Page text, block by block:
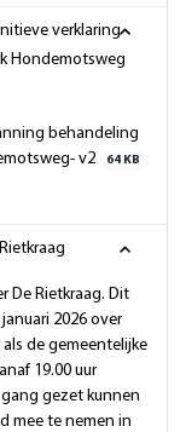
verklaring
Hondemotsweg
behandeling
v2
64 KB
De Rietkraag. Dit
2026 over
de gemeentelijke
19.00 uur
gezet kunnen
mee te nemen in